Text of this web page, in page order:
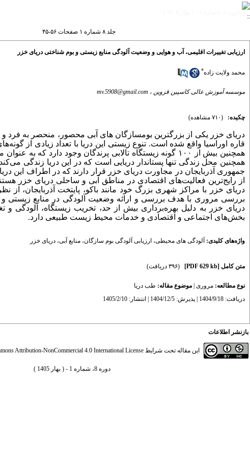
جلد ۸ شماره ۱ صفحات ۵۶-۴۵
ارزیابی تغییرات اقلیمی، آب و هوایی و وضعیت آلودگی‌ منابع زیستی و بوم شناختی دریای خزر
محمد ولایت زاده*
موسسه آموزش عالی کاسپین قزوین ، mv.5908@gmail.com
چکیده: (۷۱۰ مشاهده)
دریای خزر یکی از بزرگترین بوم­سازگان های آبی محصور، منحصر به
همچنین بیش از ۱۰۰ گونه زیستگاه تالابی پرندگان وجود
همچنین محل زندگی تنها پستاندار دریایی است که در این دریا زندگی
جمهوری آذربایجان در مجاورت دریای خزر قرار دارند که در اطراف این
از رایج‌ترین فعالیت‌های اقتصادی در مناطق آبی و ساحلی دریای خزر
دریای خزر با مراکز شهری بزرگ خود مانند باکو، پایتخت
بررسی مروری با هدف بررسی و ارائه وضعیت آلودگی در منابع زیستی
دریای خزر به دلیل بهره‌برداری بیش از حد، تخریب زیستگاه، آلودگی و
بخش‌های اجتماعی و اقتصادی و خدمات محیط زیست طبیعی دارد.
واژه‌های کلیدی: آلودگی های محیطی، ارزیابی آلودگی بوم سازگان، منابع آبی، دریای خزر
متن کامل [PDF 629 kb] (۳۹۶ دریافت)
نوع مطالعه: مروری موضوع مقاله: طب دریا
دریافت: 1404/9/18 | پذیرش: 1404/12/5 | انتشار: 1405/2/10
بازنشر اطلاعات
این مقاله تحت شرایط Attribution-NonCommercial 4.0 International License
دوره 8، شماره 1 - ( بهار 1405 )